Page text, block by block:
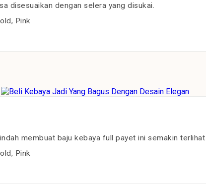
disesuaikan dengan selera yang disukai.
Pink
membuat baju kebaya full payet ini semakin
Pink